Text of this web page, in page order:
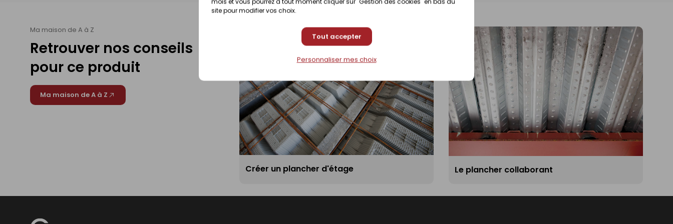
site pour modifier vos choix.
Tout accepter
Personnaliser mes choix
Ma maison de A à Z
Retrouver nos conseils
pour ce produit
Ma maison de A à Z
Créer un plancher d'étage Le plancher collaborant